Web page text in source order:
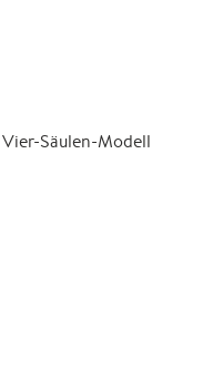
Säulen-Modell